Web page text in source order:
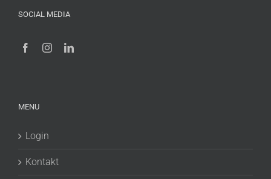
SOCIAL MEDIA
MENU
Login
Kontakt